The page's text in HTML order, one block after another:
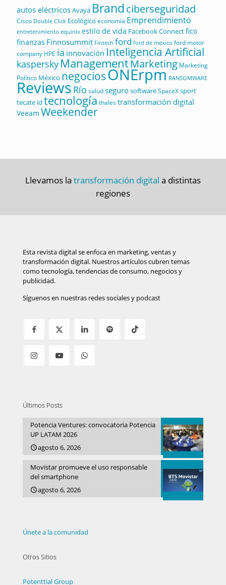
autos eléctricosAvaya Brandciberseguridad
Cisco Double Click Ecológico economía Emprendimiento
entretenimiento equinix estilo de vida Facebook Connectfico
finanzas Finnosummit Fintech ford ford de mexico ford motor
company HPE ia innovación Inteligencia Artificial
kaspersky ManagementMarketing Marketing
Político México negociosONErpm RANSOMWARE
Reviews Río saludsegurosoftwareSpaceXsport
tecate id tecnología thalestransformación digital
Veeam Weekender
Llevamos la transformación digital a distintas
regiones
Esta revista digital se enfoca en marketing, ventas y
transformación digital. Nuestros artículos cubren temas
como tecnología, tendencias de consumo, negocios y
publicidad.
Síguenos en nuestras redes sociales y podcast
Últimos Posts
Potencia Ventures: convocatoria Potencia
UP LATAM 2026
agosto 6, 2026
Movistar promueve el uso responsable
del smartphone
agosto 6, 2026
Únete a la comunidad
Otros Sitios
Potenttial Group